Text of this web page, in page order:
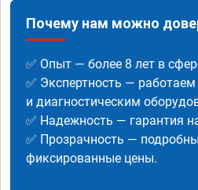
Почему нам можно
✅ Опыт — более 8 лет в
✅ Экспертность —
и диагностическим
✅ Надежность — гарантия
✅ Прозрачность —
фиксированные цены.